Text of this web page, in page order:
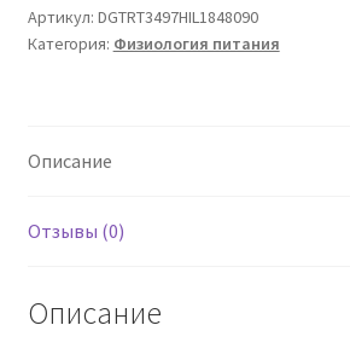
Neutered
Cat
кг
Артикул: DGTRT3497HIL1848090
Категория: Физиология питания
Описание
Отзывы (0)
Описание